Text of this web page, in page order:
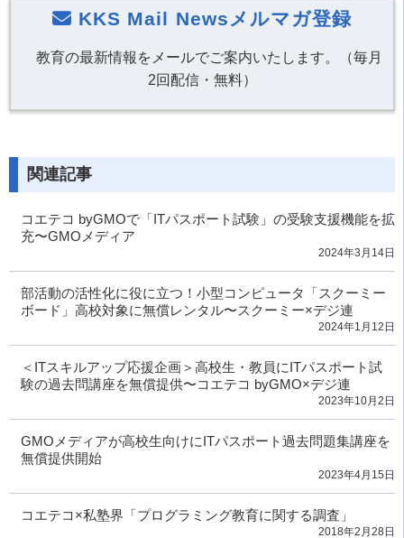
KKS Mail Newsメルマガ登録
教育の最新情報をメールでご案内いたします。（毎月
2回配信・無料）
関連記事
コエテコ byGMOで「ITパスポート試験」の受験支援機能を拡
充〜GMOメディア
2024年3月14日
部活動の活性化に役に立つ！小型コンピュータ「スクーミー
ボード」高校対象に無償レンタル〜スクーミー×デジ連
2024年1月12日
＜ITスキルアップ応援企画＞高校生・教員にITパスポート試
験の過去問講座を無償提供〜コエテコ byGMO×デジ連
2023年10月2日
GMOメディアが高校生向けにITパスポート過去問題集講座を
無償提供開始
2023年4月15日
コエテコ×私塾界「プログラミング教育に関する調査」
2018年2月28日